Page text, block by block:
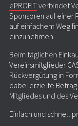
ePROFITverbindet
Sponsoren auf einer
auf einfachem Weg
einzunehmen.
Beim täglichen
Vereinsmitglieder
Rückvergütung in
dabei erzielte
Mitgliedes und des
Einfach und schnell